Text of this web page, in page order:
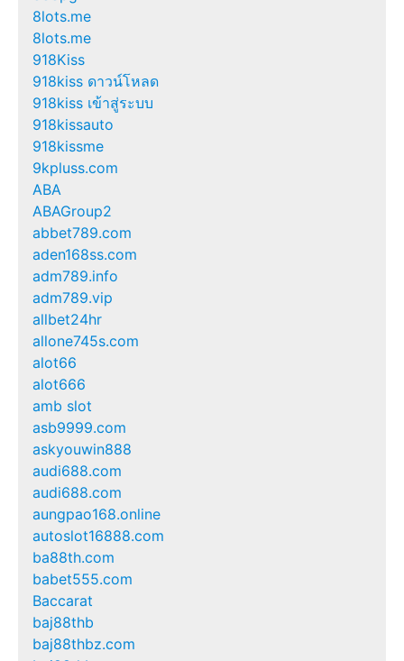
8lots.me
8lots.me
918Kiss
918kiss ดาวน์โหลด
918kiss เข้าสู่ระบบ
918kissauto
918kissme
9kpluss.com
ABA
ABAGroup2
abbet789.com
aden168ss.com
adm789.info
adm789.vip
allbet24hr
allone745s.com
alot66
alot666
amb slot
asb9999.com
askyouwin888
audi688.com
audi688.com
aungpao168.online
autoslot16888.com
ba88th.com
babet555.com
Baccarat
baj88thb
baj88thbz.com